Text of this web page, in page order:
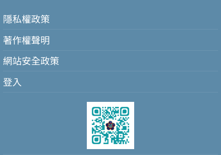
隱私權政策
著作權聲明
網站安全政策
登入